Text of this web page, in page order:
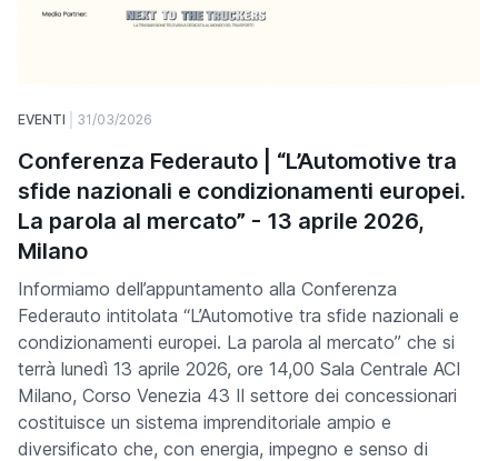
EVENTI 31/03/2026
Conferenza Federauto | “L’Automotive tra
sfide nazionali e condizionamenti europei.
La parola al mercato” - 13 aprile 2026,
Milano
Informiamo dell’appuntamento alla Conferenza
Federauto intitolata “L’Automotive tra sfide nazionali e
condizionamenti europei. La parola al mercato” che si
terrà lunedì 13 aprile 2026, ore 14,00 Sala Centrale ACI
Milano, Corso Venezia 43 Il settore dei concessionari
costituisce un sistema imprenditoriale ampio e
diversificato che, con energia, impegno e senso di